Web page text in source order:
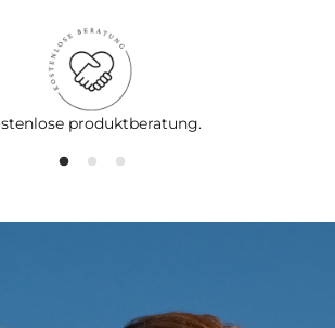
produktberatung.